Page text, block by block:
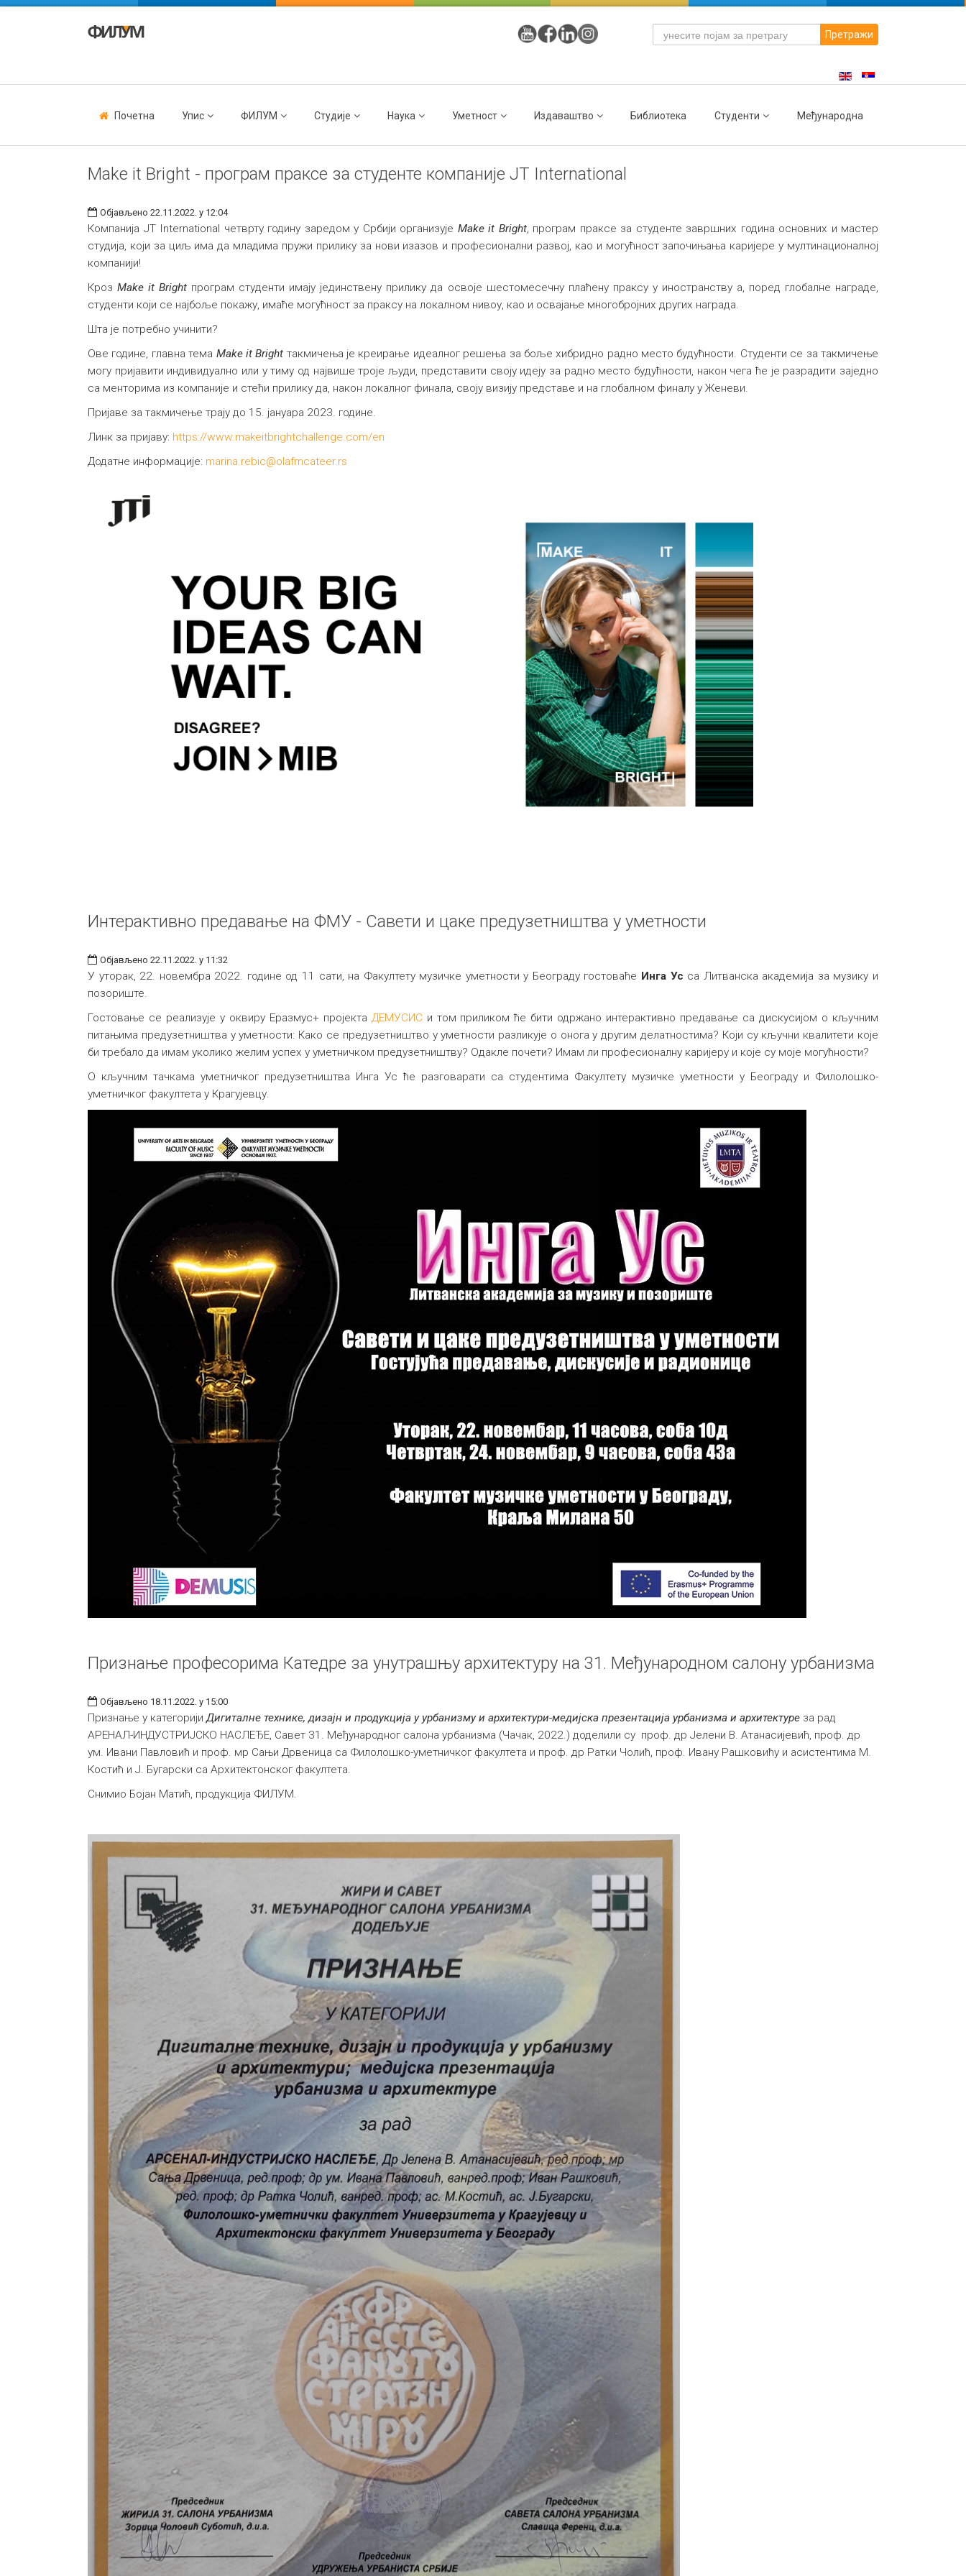
Претражи
Почетна Упис ФИЛУМ Студије Наука Уметност Издаваштво Библиотека Студенти Међународна
Make it Bright - програм праксе за студенте компаније JT International
Објављено 22.11.2022. у 12:04
Компанија JT International четврту годину заредом у Србији организује Make it Bright, програм праксе за студенте завршних година основних и мастер
студија, који за циљ има да младима пружи прилику за нови изазов и професионални развој, као и могућност започињања каријере у мултинационалној
компанији!
КрозMake it Bright програм студенти имају јединствену прилику да освоје шестомесечну плаћену праксу у иностранству а, поред глобалне награде,
студенти који се најбоље покажу, имаће могућност за праксу на локалном нивоу, као и освајање многобројних других награда.
Шта је потребно учинити?
Ове године, главна тема Make it Bright такмичења је креирање идеалног решења за боље хибридно радно место будућности. Студенти се за такмичење
могу пријавити индивидуално или у тиму од највише троје људи, представити своју идеју за радно место будућности, након чега ће је разрадити заједно
са менторима из компаније и стећи прилику да, након локалног финала, своју визију представе и на глобалном финалу у Женеви.
Пријаве за такмичење трају до 15. јануара 2023. године.
Линк за пријаву: https://www.makeitbrightchallenge.com/en
Додатне информације: marina.rebic@olafmcateer.rs
Интерактивно предавање на ФМУ - Савети и цаке предузетништва у уметности
Објављено 22.11.2022. у 11:32
У уторак, 22. новембра 2022. године од 11 сати, на Факултету музичке уметности у Београду гостоваће Инга Ус са Литванска академија за музику и
позориште.
Гостовање се реализује у оквиру Еразмус+ пројекта ДЕМУСИС и том приликом ће бити одржано интерактивно предавање са дискусијом о кључним
питањима предузетништва у уметности: Како се предузетништво у уметности разликује о онога у другим делатностима? Који су кључни квалитети које
би требало да имам уколико желим успех у уметничком предузетништву? Одакле почети? Имам ли професионалну каријеру и које су моје могућности?
О кључним тачкама уметничког предузетништва Инга Ус ће разговарати са студентима Факултету музичке уметности у Београду и Филолошко-
уметничког факултета у Крагујевцу.
Признање професорима Катедре за унутрашњу архитектуру на 31. Међународном салону урбанизма
Објављено 18.11.2022. у 15:00
Признање у категоријиДигиталне технике, дизајн и продукција у урбанизму и архитектури-медијска презентација урбанизма и архитектуре за рад
АРЕНАЛ-ИНДУСТРИЈСКО НАСЛЕЂЕ, Савет 31. Међународног салона урбанизма (Чачак, 2022.) доделили су проф. др Јелени В. Атанасијевић, проф. др
ум. Ивани Павловић и проф. мр Сањи Дрвеница са Филолошко-уметничког факултета и проф. др Ратки Чолић, проф. Ивану Рашковићу и асистентима М.
Костић и Ј. Бугарски са Архитектонског факултета.
Снимио Бојан Матић, продукција ФИЛУМ.